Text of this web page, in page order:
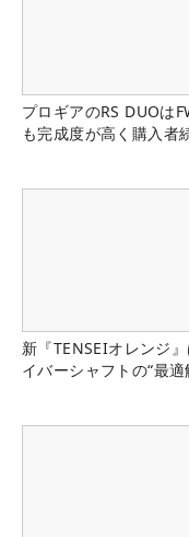
プロギアのRS DUOは
も完成度が高く購入者
新『TENSEIオレンジ
イバーシャフトの“最適